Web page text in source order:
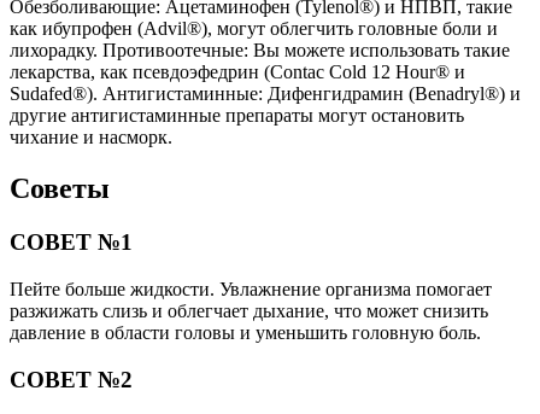
Обезболивающие: Ацетаминофен (Tylenol®) и НПВП, такие
как ибупрофен (Advil®), могут облегчить головные боли и
лихорадку. Противоотечные: Вы можете использовать такие
лекарства, как псевдоэфедрин (Contac Cold 12 Hour® и
Sudafed®). Антигистаминные: Дифенгидрамин (Benadryl®) и
другие антигистаминные препараты могут остановить
чихание и насморк.
Советы
СОВЕТ №1
Пейте больше жидкости. Увлажнение организма помогает
разжижать слизь и облегчает дыхание, что может снизить
давление в области головы и уменьшить головную боль.
СОВЕТ №2